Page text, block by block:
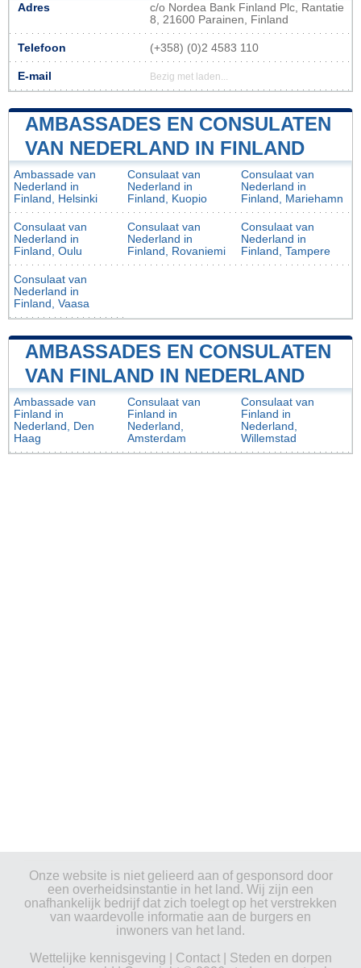
Adres
c/o Nordea Bank Finland Plc, Rantatie
8, 21600 Parainen, Finland
Telefoon (+358) (0)2 4583 110
E-mail Bezig met laden...
AMBASSADES EN CONSULATEN
VAN NEDERLAND IN FINLAND
Ambassade van
Nederland in
Finland, Helsinki
Consulaat van
Nederland in
Finland, Kuopio
Consulaat van
Nederland in
Finland, Mariehamn
Consulaat van
Nederland in
Finland, Oulu
Consulaat van
Nederland in
Finland, Rovaniemi
Consulaat van
Nederland in
Finland, Tampere
Consulaat van
Nederland in
Finland, Vaasa
AMBASSADES EN CONSULATEN
VAN FINLAND IN NEDERLAND
Ambassade van
Finland in
Nederland, Den
Haag
Consulaat van
Finland in
Nederland,
Amsterdam
Consulaat van
Finland in
Nederland,
Willemstad
Onze website is niet gelieerd aan of gesponsord door
een overheidsinstantie in het land. Wij zijn een
onafhankelijk bedrijf dat zich toelegt op het verstrekken
van waardevolle informatie aan de burgers en
inwoners van het land.
Wettelijke kennisgeving
Contact| Steden en dorpen